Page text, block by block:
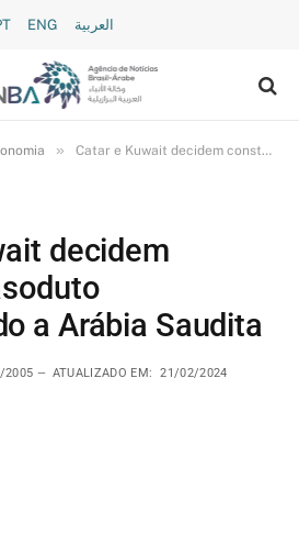
ENG العربية
» Catar e Kuwait decidem construir gasoduto atravessando a Arábia Saudita
decidem
a Arábia Saudita
2005 ATUALIZADO EM:
21/02/2024